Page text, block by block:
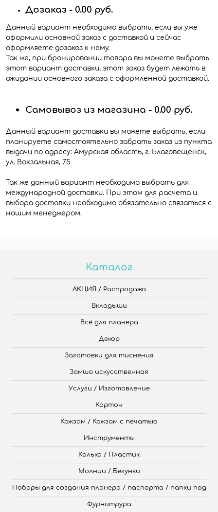
Дозаказ - 0.00 руб.
Данный вариант необходимо выбрать, если вы уже
оформили основной заказ с доставкой и сейчас
оформляете дозаказ к нему.
Так же, при бронировании товара вы можете выбрать
этот вариант доставки, этот заказ будет лежать в
ожидании основного заказа с оформленной доставкой.
Самовывоз из магазина - 0.00 руб.
Данный вариант доставки вы можете выбрать, если
планируете самостоятельно забрать заказ из пункта
выдачи по адресу: Амурская область, г. Благовещенск,
ул. Вокзальная, 75
Так же данный вариант необходимо выбрать для
международной доставки. При этом для расчета и
выбора доставки необходимо обязательно связаться с
нашим менеджером.
Каталог
АКЦИЯ / Распродажа
Вкладыши
Всё для планера
Декор
Заготовки для тиснения
Замша искусственная
Услуги / Изготовление
Картон
Кожзам / Кожзам с печатью
Инструменты
Калька / Пластик
Молнии / Бегунки
Наборы для создания планера / паспорта / папки под
Фурнитрура